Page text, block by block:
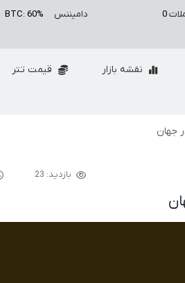
0 دامیننس BTC: 60%
نقشه بازار قیمت تتر
جهان
بازدید: 23